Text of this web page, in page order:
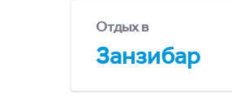
Отдых в
Занзибар